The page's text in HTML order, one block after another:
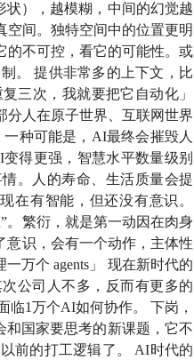
） ：投资大师查理·芒格
题时从多个角度同时分析，
·芒格家族资产管理者李录的
事件判断的方法。
增实体」，即优先选择更简
来同时解释强力、弱力、电
一组数字表示语义坐标」。
），越模糊，中间的幻觉越
空间。独特空间中的位置更明
的不可控，看它的可能性。或
。 提供非常多的上下文，比
三次，我就要把它自动化」
分人在原子世界、互联网世界
种可能是，AI最终会摧毁人
得更强，智慧水平数量级别
。人的寿命、生活质量会提
在有智能，但还没有意识。
。繁衍，就是第一动因在肉身
意识，会有一个动作，主体性
万个 agents」 现在新时代的
公司人不多，反而有更多的
临1万个AI如何协作。 下岗，
国家要思考的新课题，它不
前的打工逻辑了。 AI时代的